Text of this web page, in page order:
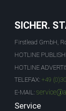
SICHER.
Firstlead GmbH,
HOTLINE
HOTLINE
TELEFAX: +49
E-MAIL:
Service